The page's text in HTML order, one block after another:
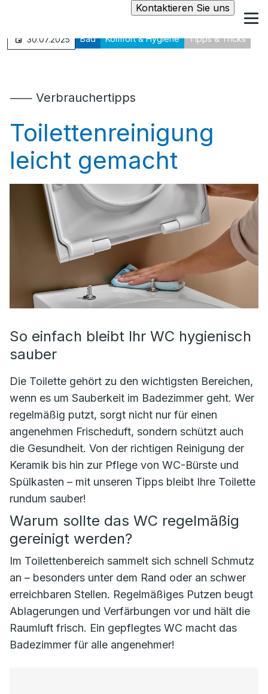
Kontaktieren Sie uns
30.07.2025 Bad Komfort & Hygiene Tipps & Tricks
⸺ Verbrauchertipps
Toilettenreinigung
leicht gemacht
So einfach bleibt Ihr WC hygienisch
sauber
Die Toilette gehört zu den wichtigsten Bereichen,
wenn es um Sauberkeit im Badezimmer geht. Wer
regelmäßig putzt, sorgt nicht nur für einen
angenehmen Frischeduft, sondern schützt auch
die Gesundheit. Von der richtigen Reinigung der
Keramik bis hin zur Pflege von WC-Bürste und
Spülkasten – mit unseren Tipps bleibt Ihre Toilette
rundum sauber!
Warum sollte das WC regelmäßig
gereinigt werden?
Im Toilettenbereich sammelt sich schnell Schmutz
an – besonders unter dem Rand oder an schwer
erreichbaren Stellen. Regelmäßiges Putzen beugt
Ablagerungen und Verfärbungen vor und hält die
Raumluft frisch. Ein gepflegtes WC macht das
Badezimmer für alle angenehmer!